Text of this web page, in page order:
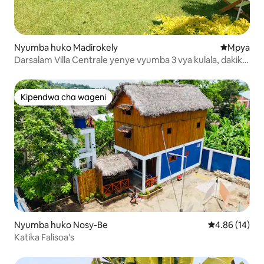
Nyumba huko Madirokely Eneo jipya
Mpya
Darsalam Villa Centrale yenye vyumba 3 vya kulala, dakika
Kipendwa cha wageni
Kipendwa cha wageni
Nyumba huko Nosy-Be Ukadiriaji wa
4.86 (14)
Katika Falisoa's